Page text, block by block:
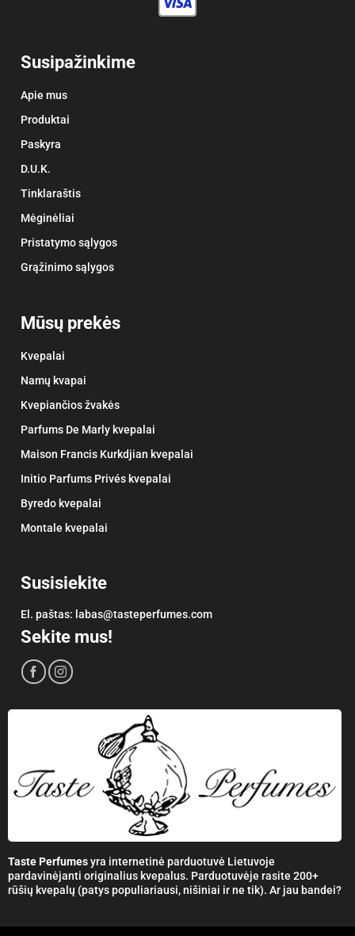
Susipažinkime
Apie mus
Produktai
Paskyra
D.U.K.
Tinklaraštis
Mėginėliai
Pristatymo sąlygos
Grąžinimo sąlygos
Mūsų prekės
Kvepalai
Namų kvapai
Kvepiančios žvakės
Parfums De Marly kvepalai
Maison Francis Kurkdjian kvepalai
Initio Parfums Privés kvepalai
Byredo kvepalai
Montale kvepalai
Susisiekite
El. paštas: labas@tasteperfumes.com
Sekite mus!
Taste Perfumesyra internetinė parduotuvė Lietuvoje
pardavinėjanti originalius kvepalus. Parduotuvėje rasite 200+
rūšių kvepalų (patys populiariausi, nišiniai ir ne tik). Ar jau bandei?